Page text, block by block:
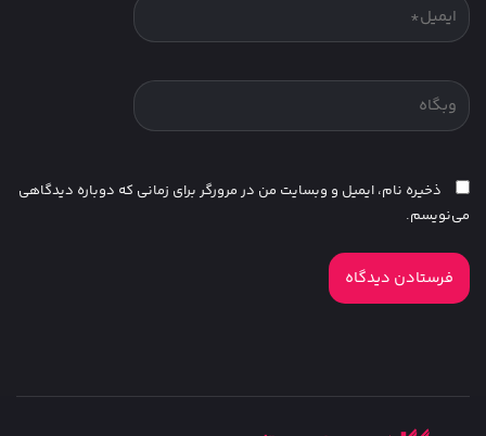
ذخیره نام، ایمیل و وبسایت من در مرورگر برای زمانی که دوباره دیدگاهی
می‌نویسم.